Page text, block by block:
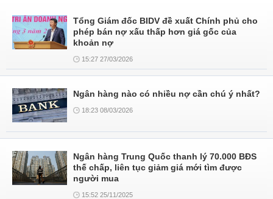
Tổng Giám đốc BIDV đề xuất Chính phủ cho
phép bán nợ xấu thấp hơn giá gốc của
khoản nợ
15:27 27/03/2026
Ngân hàng nào có nhiều nợ cần chú ý nhất?
18:23 08/03/2026
Ngân hàng Trung Quốc thanh lý 70.000 BĐS
thế chấp, liên tục giảm giá mới tìm được
người mua
15:52 25/11/2025